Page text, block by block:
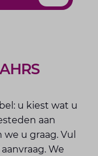
u kiest wat u
aan
u graag. Vul
We